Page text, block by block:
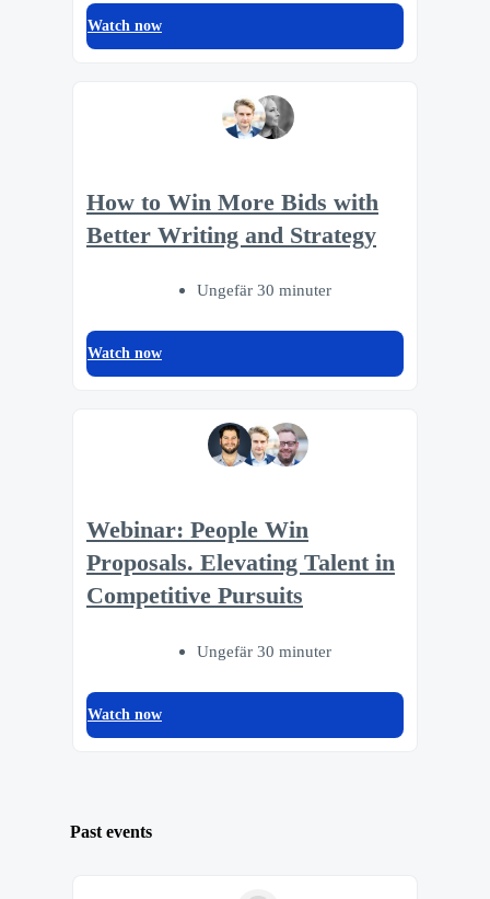
Watch now
How to Win More Bids with
Better Writing and Strategy
Ungefär 30 minuter
Watch now
Webinar: People Win
Proposals. Elevating Talent in
Competitive Pursuits
Ungefär 30 minuter
Watch now
Past events